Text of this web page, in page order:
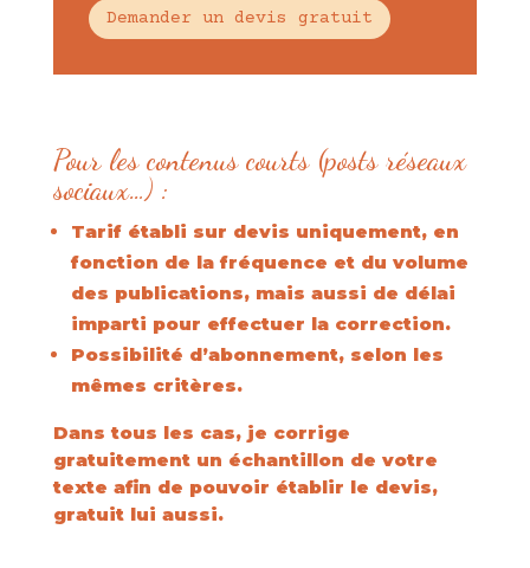
Demander un devis gratuit
Pour les contenus courts (posts réseaux
sociaux…) :
Tarif établi sur devis uniquement, en
fonction de la fréquence et du volume
des publications, mais aussi de délai
imparti pour effectuer la correction.
Possibilité d’abonnement, selon les
mêmes critères.
Dans tous les cas, je corrige
gratuitement un échantillon de votre
texte afin de pouvoir établir le devis,
gratuit lui aussi.